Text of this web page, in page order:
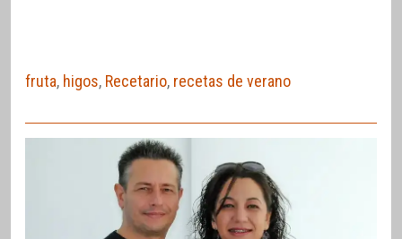
fruta, higos, Recetario, recetas de verano